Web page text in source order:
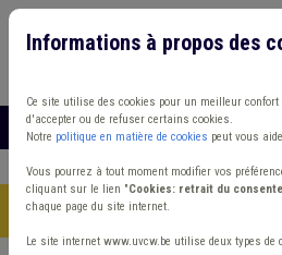
Accueil > Accès à l'information
Informations à propos des
Ce site utilise des cookies pour un meilleur
d'accepter ou de refuser certains cookies.
Notre politique en matière de cookies peut vous
Vous pourrez à tout moment modifier vos
cliquant sur le lien "Cookies: retrait du
chaque page du site internet.
Le site internet www.uvcw.be utilise deux types de